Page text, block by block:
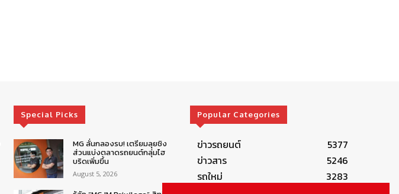
Special Picks
MG ลั่นกลองรบ! เตรียมลุยชิง
ส่วนแบ่งตลาดรถยนต์กลุ่มไฮ
บริดเพิ่มขึ้น
August 5, 2026
Popular Categories
ข่าวรถยนต์
5377
ข่าวสาร
5246
รถใหม่
3283